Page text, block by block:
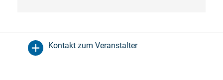
Kontakt zum Veranstalter